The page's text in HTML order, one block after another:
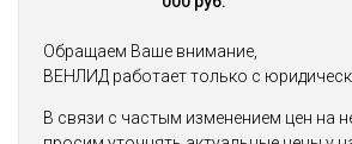
Обращаем Ваше внимание,
ВЕНЛИД работает только с
В связи с частым изменением цен на